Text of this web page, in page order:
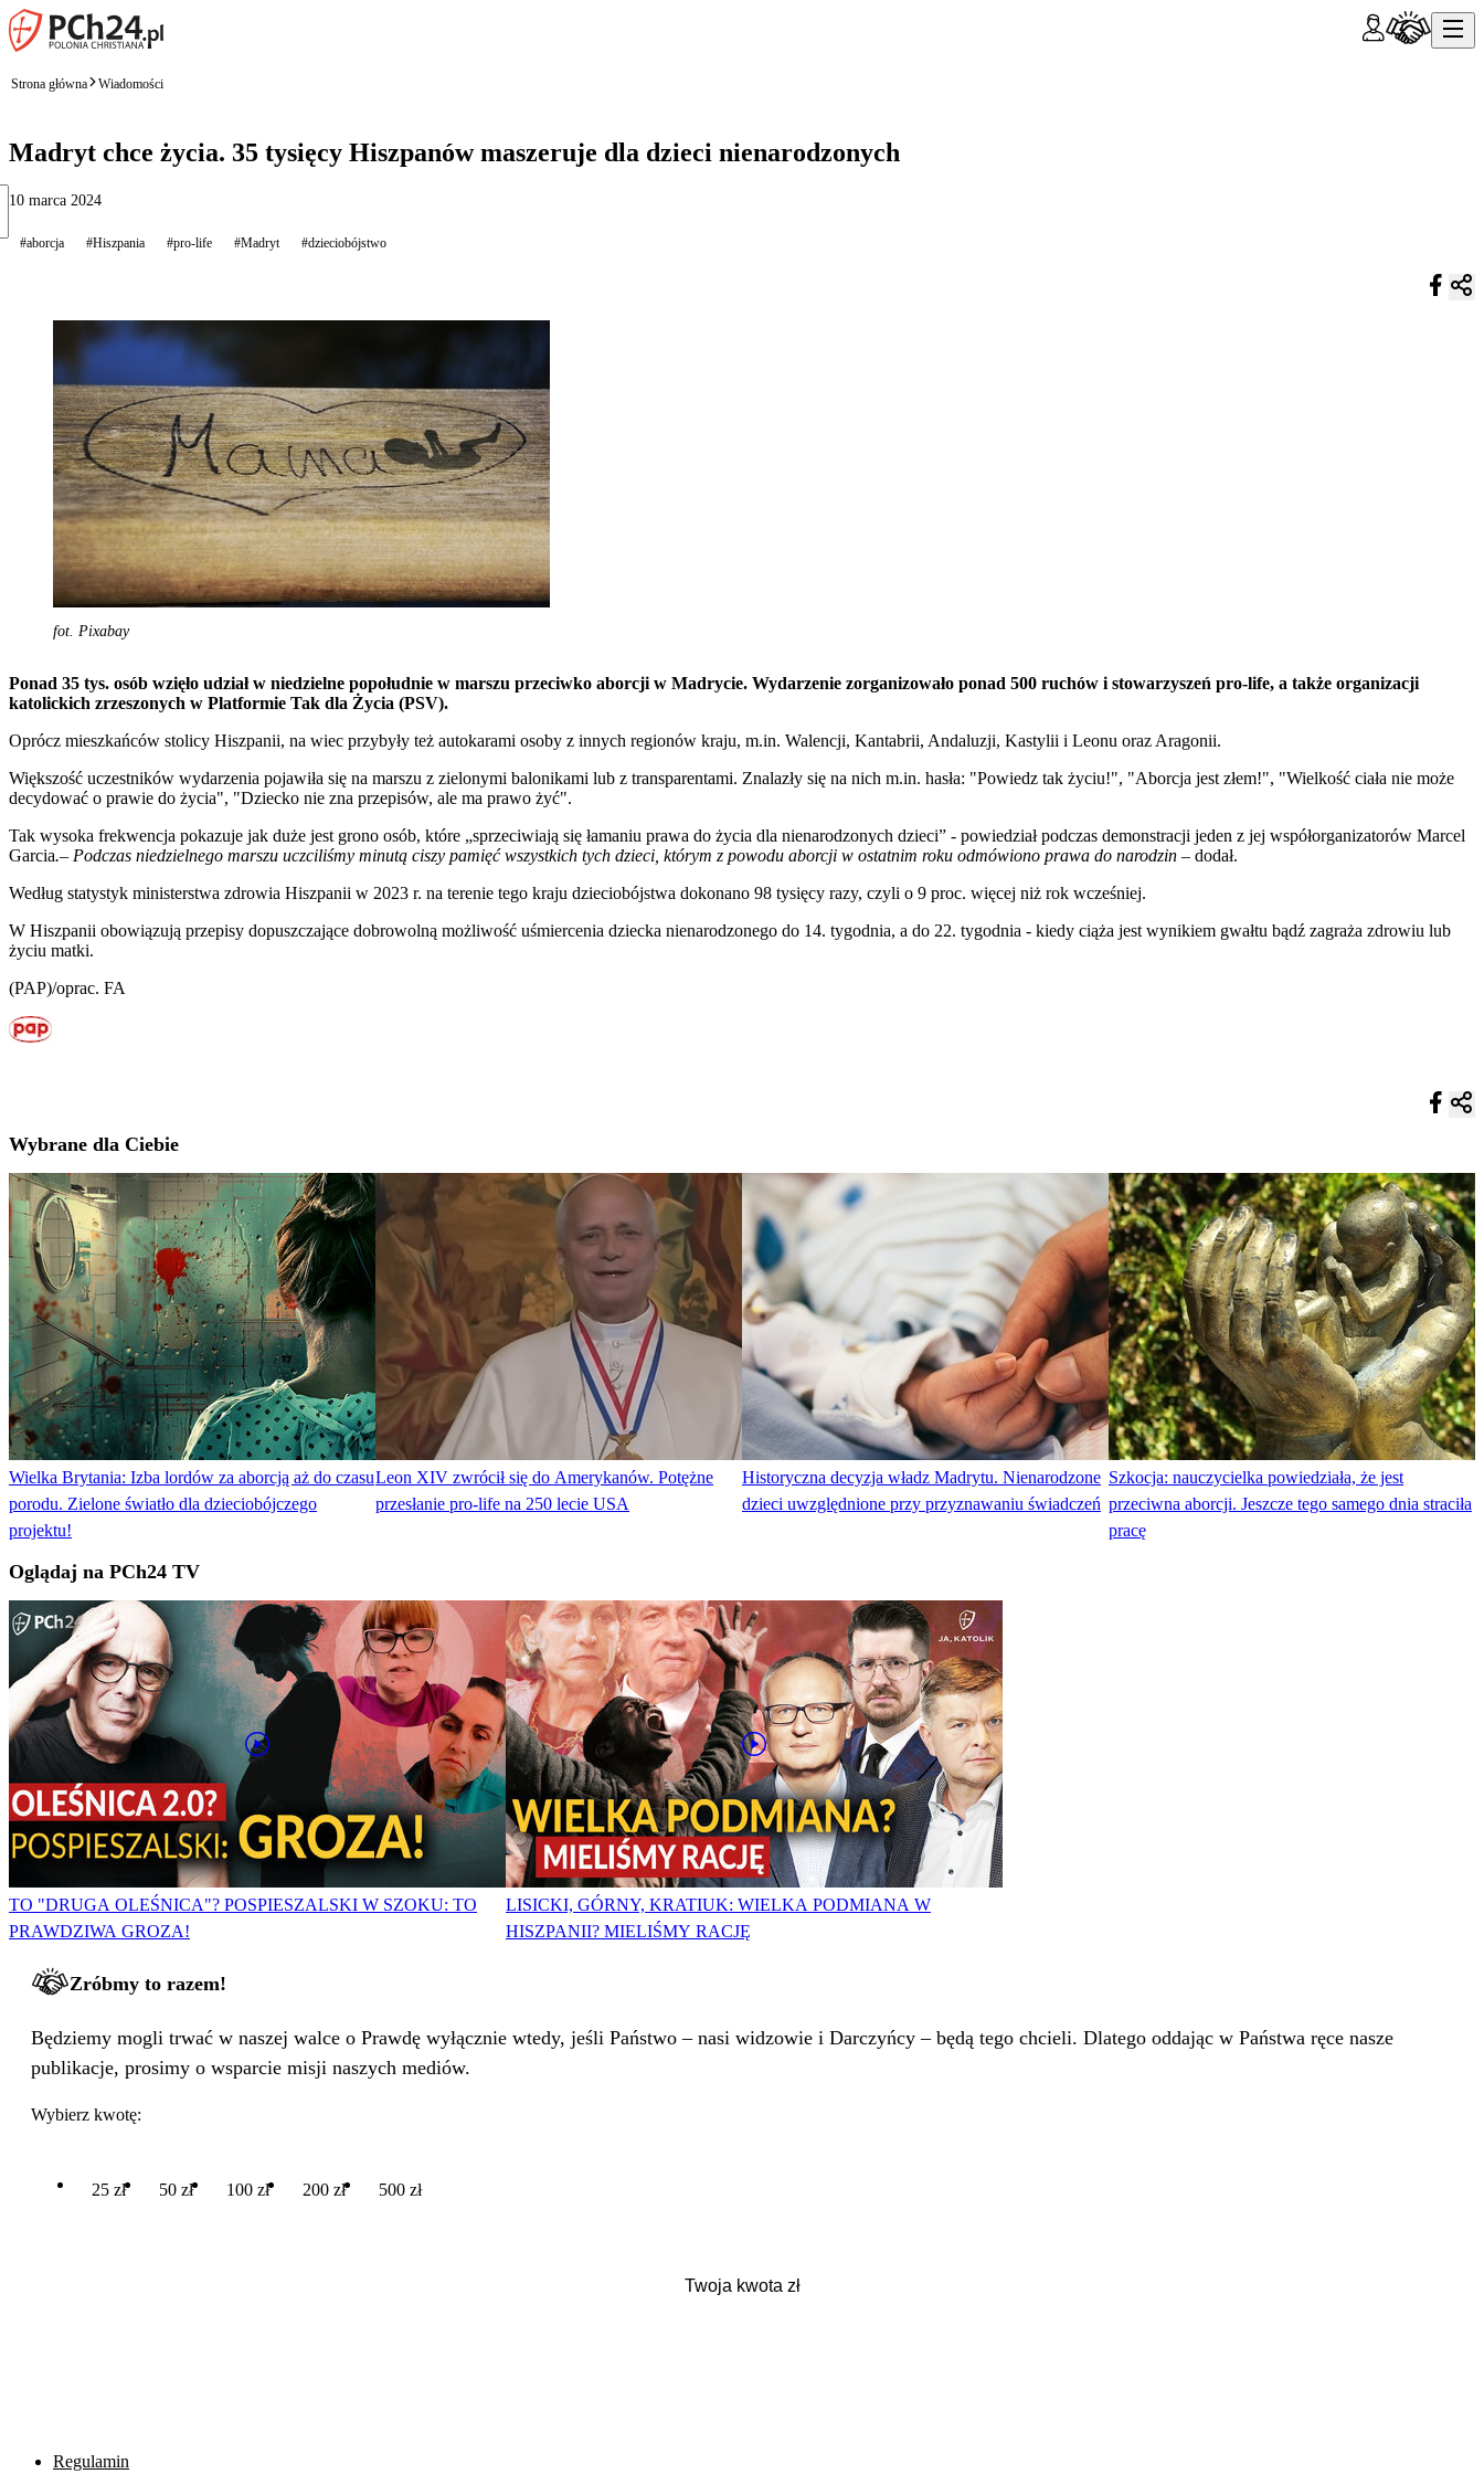
Strona główna Wiadomości
Madryt chce życia. 35 tysięcy Hiszpanów maszeruje dla dzieci nienarodzonych
10 marca 2024
#aborcja #Hiszpania #pro-life #Madryt #dzieciobójstwo
fot. Pixabay
Ponad 35 tys. osób wzięło udział w niedzielne popołudnie w marszu przeciwko aborcji w Madrycie. Wydarzenie zorganizowało ponad 500 ruchów i stowarzyszeń pro-life, a także organizacji
katolickich zrzeszonych w Platformie Tak dla Życia (PSV).
Oprócz mieszkańców stolicy Hiszpanii, na wiec przybyły też autokarami osoby z innych regionów kraju, m.in. Walencji, Kantabrii, Andaluzji, Kastylii i Leonu oraz Aragonii.
Większość uczestników wydarzenia pojawiła się na marszu z zielonymi balonikami lub z transparentami. Znalazły się na nich m.in. hasła: "Powiedz tak życiu!", "Aborcja jest złem!", "Wielkość ciała nie może
decydować o prawie do życia", "Dziecko nie zna przepisów, ale ma prawo żyć".
Tak wysoka frekwencja pokazuje jak duże jest grono osób, które „sprzeciwiają się łamaniu prawa do życia dla nienarodzonych dzieci” - powiedział podczas demonstracji jeden z jej współorganizatorów Marcel
Garcia.– Podczas niedzielnego marszu uczciliśmy minutą ciszy pamięć wszystkich tych dzieci, którym z powodu aborcji w ostatnim roku odmówiono prawa do narodzin – dodał.
Według statystyk ministerstwa zdrowia Hiszpanii w 2023 r. na terenie tego kraju dzieciobójstwa dokonano 98 tysięcy razy, czyli o 9 proc. więcej niż rok wcześniej.
W Hiszpanii obowiązują przepisy dopuszczające dobrowolną możliwość uśmiercenia dziecka nienarodzonego do 14. tygodnia, a do 22. tygodnia - kiedy ciąża jest wynikiem gwałtu bądź zagraża zdrowiu lub
życiu matki.
(PAP)/oprac. FA
Wybrane dla Ciebie
Wielka Brytania: Izba lordów za aborcją aż do czasu
porodu. Zielone światło dla dzieciobójczego
projektu!
Leon XIV zwrócił się do Amerykanów. Potężne
przesłanie pro-life na 250 lecie USA
Historyczna decyzja władz Madrytu. Nienarodzone
dzieci uwzględnione przy przyznawaniu świadczeń
Szkocja: nauczycielka powiedziała, że jest
przeciwna aborcji. Jeszcze tego samego dnia straciła
pracę
Oglądaj na PCh24 TV
TO "DRUGA OLEŚNICA"? POSPIESZALSKI W SZOKU: TO
PRAWDZIWA GROZA!
LISICKI, GÓRNY, KRATIUK: WIELKA PODMIANA W
HISZPANII? MIELIŚMY RACJĘ
Zróbmy to razem!
Będziemy mogli trwać w naszej walce o Prawdę wyłącznie wtedy, jeśli Państwo – nasi widzowie i Darczyńcy – będą tego chcieli. Dlatego oddając w Państwa ręce nasze
publikacje, prosimy o wsparcie misji naszych mediów.
Wybierz kwotę:
25 zł 50 zł 100 zł 200 zł 500 zł
Regulamin